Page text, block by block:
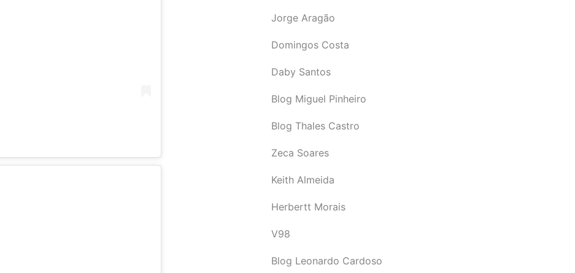
Jorge Aragão
Domingos Costa
Daby Santos
Blog Miguel Pinheiro
Blog Thales Castro
Zeca Soares
Keith Almeida
Herbertt Morais
V98
Blog Leonardo Cardoso